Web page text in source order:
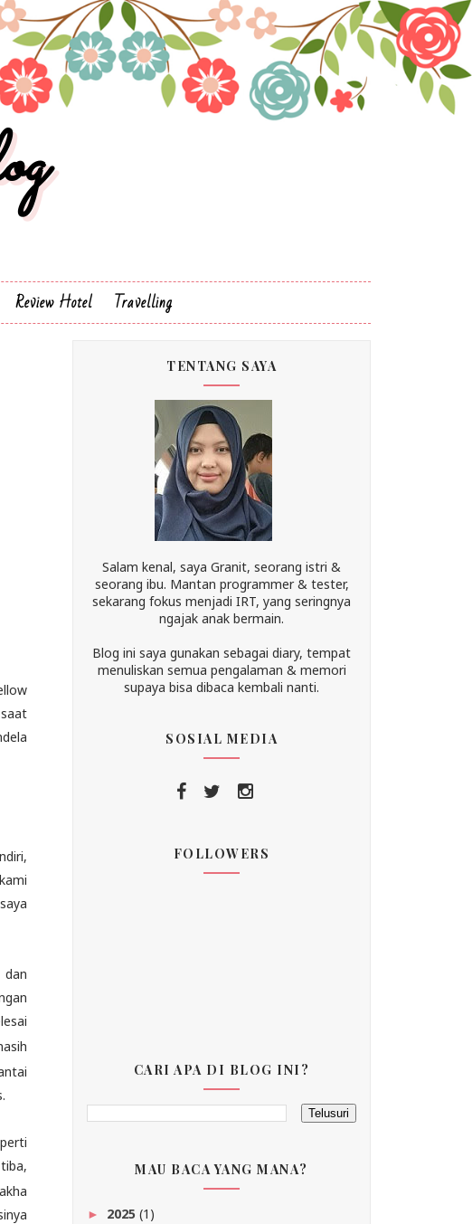
Review Hotel Travelling
dan
TENTANG SAYA
Salam kenal, saya Granit, seorang istri &
seorang ibu. Mantan programmer & tester,
sekarang fokus menjadi IRT, yang seringnya
ngajak anak bermain.
Blog ini saya gunakan sebagai diary, tempat
menuliskan semua pengalaman & memori
supaya bisa dibaca kembali nanti.
SOSIAL MEDIA
FOLLOWERS
CARI APA DI BLOG INI?
MAU BACA YANG MANA?
► 2025 (1)